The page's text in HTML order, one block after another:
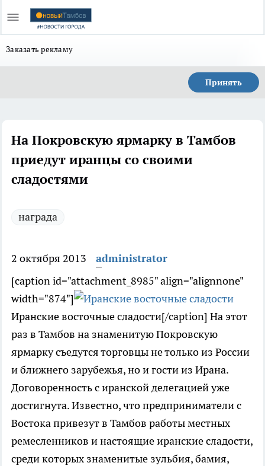
Заказать рекламу
Принять
На Покровскую ярмарку в Тамбов
приедут иранцы со своими
сладостями
награда
2 октября 2013
administrator
[caption id="attachment_8985" align="alignnone"
width="874"]
Иранские восточные сладости[/caption] На этот
раз в Тамбов на знаменитую Покровскую
ярмарку съедутся торговцы не только из России
и ближнего зарубежья, но и гости из Ирана.
Договоренность с иранской делегацией уже
достигнута. Известно, что предприниматели с
Востока привезут в Тамбов работы местных
ремесленников и настоящие иранские сладости,
среди которых знаменитые зульбия, бамия,